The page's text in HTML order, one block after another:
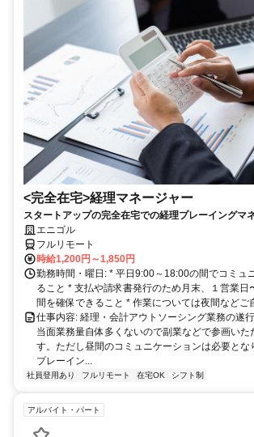
<完全在宅>経理マネージャー
スタートアップの完全在宅での経理プレーイングマ
エニゴル
フルリモート
時給1,200円～1,850円
勤務時間・曜日: * 平日9:00～18:00の間でコミュ
ること * 支払や請求書発行のため月末、１営業日
間を確保できること * 作業については夜間などご
仕事内容: 経理・会計アウトソーシング業務の遂
当面業務量自体多くないので副業などで参画いた
す。ただし昼間のコミュニケーションは必要と
プレーイン...
社員登用あり フルリモート 在宅OK シフト制
アルバイト・パート